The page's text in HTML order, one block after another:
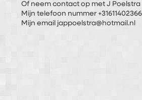
Of neem contact op met J Poelstra
Mijn telefoon nummer +31611402366
Mijn email jappoelstra@hotmail.nl